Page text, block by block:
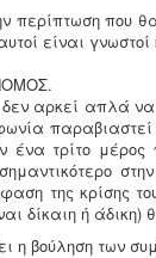
περίπτωση
είναι
αρκεί απλά
ένα τρίτο
της κρίσης
δίκαιη ή άδικη)
η βούληση των